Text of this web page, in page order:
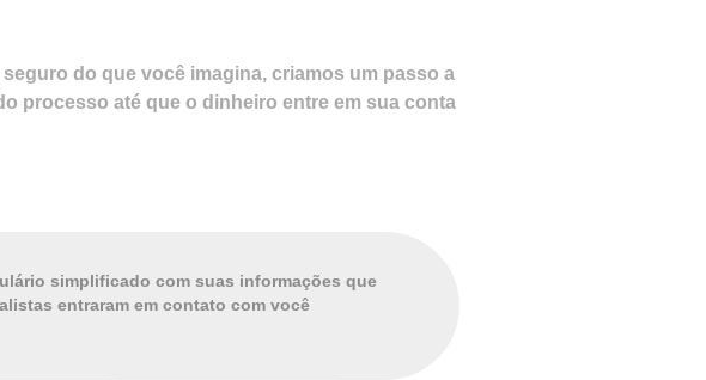
do que você imagina, criamos um passo a
processo até que o dinheiro entre em sua conta
simplificado com suas informações que
entraram em contato com você